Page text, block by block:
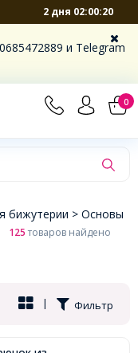
2 дня 02:00:20
и Telegram
0
×
бижутерии > Основы
125товаров найдено
Фильтр
|